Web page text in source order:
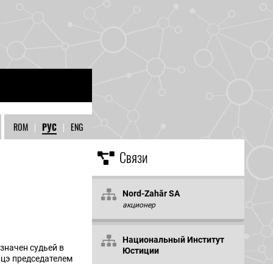
ENG
|
РУС
|
ROM
судьей в
председателем
Связи
Nord-Zahăr SA
акционер
Национальный Институт
Юстиции